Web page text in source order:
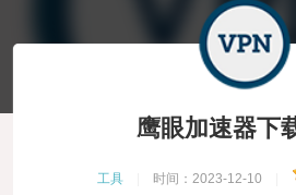
鹰眼加速器下
工具 时间：2023-12-10